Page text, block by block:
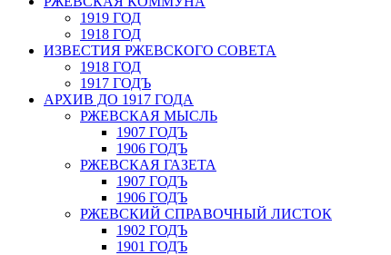
1919 ГОД
1918 ГОД
ИЗВЕСТИЯ РЖЕВСКОГО СОВЕТА
1918 ГОД
1917 ГОДЪ
АРХИВ ДО 1917 ГОДА
РЖЕВСКАЯ МЫСЛЬ
1907 ГОДЪ
1906 ГОДЪ
РЖЕВСКАЯ ГАЗЕТА
1907 ГОДЪ
1906 ГОДЪ
РЖЕВСКИЙ СПРАВОЧНЫЙ ЛИСТОК
1902 ГОДЪ
1901 ГОДЪ